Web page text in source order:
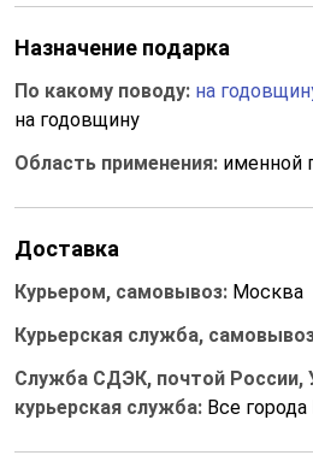
Назначение подарка
По какому поводу: на
на годовщину
Область применения: именной
Доставка
Курьером, самовывоз: Москва
Курьерская служба,
Служба СДЭК, почтой России,
курьерская служба: Все